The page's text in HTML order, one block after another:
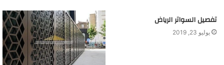
تفصيل السواتر الرياض
يوليو 23, 2019